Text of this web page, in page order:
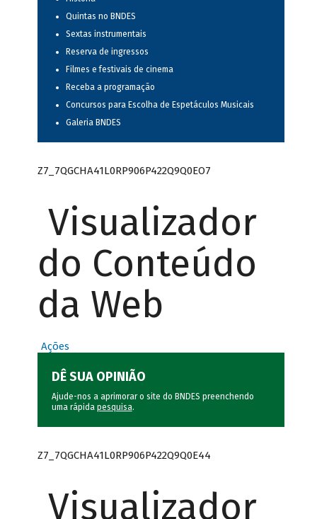
Quintas no BNDES
Sextas instrumentais
Reserva de ingressos
Filmes e festivais de cinema
Receba a programação
Concursos para Escolha de Espetáculos Musicais
Galeria BNDES
Z7_7QGCHA41L0RP906P422Q9Q0EO7
Visualizador
do Conteúdo
da Web
Ações
DÊ SUA OPINIÃO
Ajude-nos a aprimorar o site do BNDES preenchendo
uma rápida pesquisa.
Z7_7QGCHA41L0RP906P422Q9Q0E44
Visualizador